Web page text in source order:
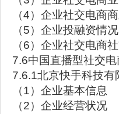
（4）企业社交电商
（5）企业投融资情况
（6）企业社交电商
7.6中国直播型社交
7.6.1北京快手科技
（1）企业基本信息
（2）企业经营状况